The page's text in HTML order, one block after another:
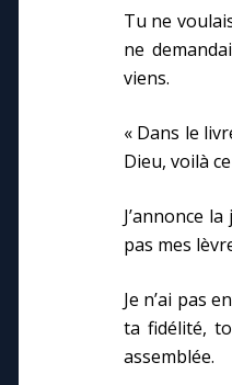
Tu ne
ne
viens.
« Dans le
Dieu, voilà
J’annonce
pas mes
Je n’ai pas
ta fidélité,
assemblée.